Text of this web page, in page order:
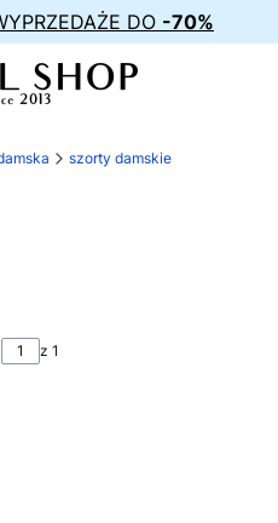
DO -70%
szorty damskie
z 1